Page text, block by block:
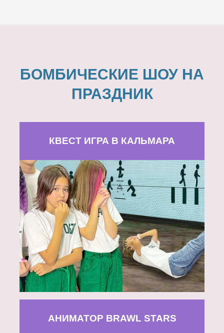
БОМБИЧЕСКИЕ ШОУ НА
ПРАЗДНИК
КВЕСТ ИГРА В КАЛЬМАРА
АНИМАТОР BRAWL STARS